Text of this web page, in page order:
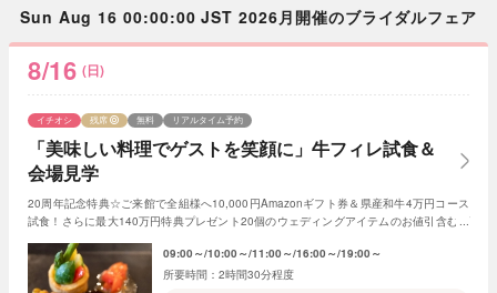
Sun Aug 16 00:00:00 JST 2026月開催のブライダルフェア
8/16 (日)
「美味しい料理でゲストを笑顔に」牛フィレ試食＆
会場見学
イチオシ 残席 無料 リアルタイム予約
20周年記念特典☆ご来館で全組様へ10,000円Amazonギフト券＆県産和牛4万円コース
試食！さらに最大140万円特典プレゼント20個のウェディングアイテムのお値引含むプ
09:00～ 10:00～ 11:00～ 16:00～ 19:00～
2時間30分程度